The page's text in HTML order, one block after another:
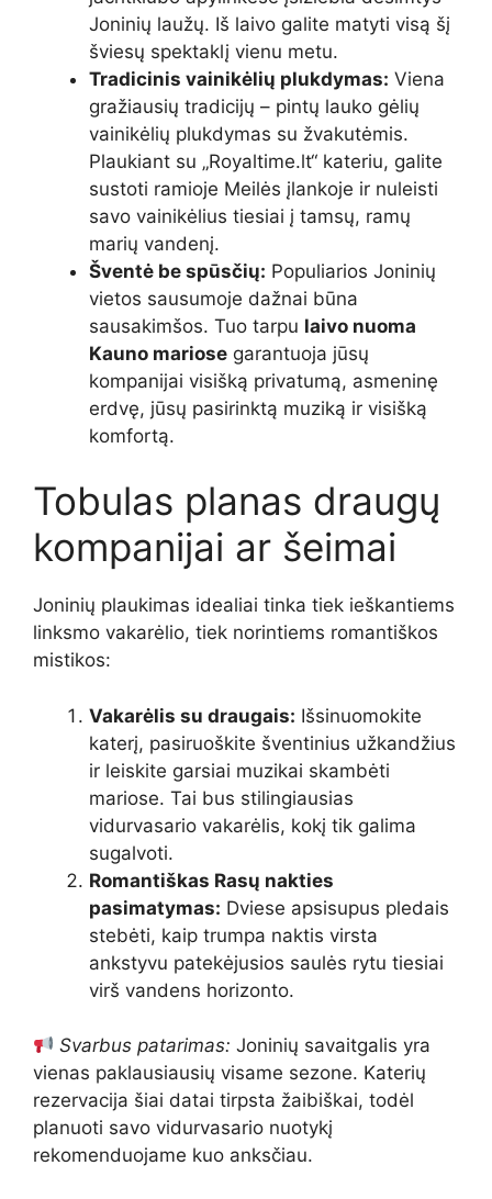
Joninių laužų. Iš laivo galite matyti visą šį
šviesų spektaklį vienu metu.
Tradicinis vainikėlių plukdymas: Viena
gražiausių tradicijų – pintų lauko gėlių
vainikėlių plukdymas su žvakutėmis.
Plaukiant su „Royaltime.lt“ kateriu, galite
sustoti ramioje Meilės įlankoje ir nuleisti
savo vainikėlius tiesiai į tamsų, ramų
marių vandenį.
Šventė be spūsčių: Populiarios Joninių
vietos sausumoje dažnai būna
sausakimšos. Tuo tarpu laivo nuoma
Kauno mariose garantuoja jūsų
kompanijai visišką privatumą, asmeninę
erdvę, jūsų pasirinktą muziką ir visišką
komfortą.
Tobulas planas draugų
kompanijai ar šeimai
Joninių plaukimas idealiai tinka tiek ieškantiems
linksmo vakarėlio, tiek norintiems romantiškos
mistikos:
Vakarėlis su draugais: Išsinuomokite
katerį, pasiruoškite šventinius užkandžius
ir leiskite garsiai muzikai skambėti
mariose. Tai bus stilingiausias
vidurvasario vakarėlis, kokį tik galima
sugalvoti.
Romantiškas Rasų nakties
pasimatymas: Dviese apsisupus pledais
stebėti, kaip trumpa naktis virsta
ankstyvu patekėjusios saulės rytu tiesiai
virš vandens horizonto.
Svarbus patarimas: Joninių savaitgalis yra
vienas paklausiausių visame sezone. Katerių
rezervacija šiai datai tirpsta žaibiškai, todėl
planuoti savo vidurvasario nuotykį
rekomenduojame kuo anksčiau.